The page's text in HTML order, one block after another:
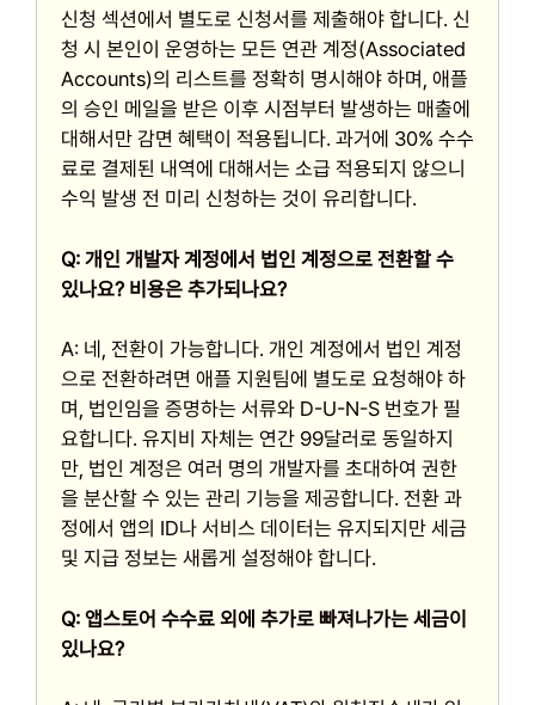
신청 섹션에서 별도로 신청서를 제출해야 합니다. 신
청 시 본인이 운영하는 모든 연관 계정(Associated
Accounts)의 리스트를 정확히 명시해야 하며, 애플
의 승인 메일을 받은 이후 시점부터 발생하는 매출에
대해서만 감면 혜택이 적용됩니다. 과거에 30% 수수
료로 결제된 내역에 대해서는 소급 적용되지 않으니
수익 발생 전 미리 신청하는 것이 유리합니다.
Q: 개인 개발자 계정에서 법인 계정으로 전환할 수
있나요? 비용은 추가되나요?
A: 네, 전환이 가능합니다. 개인 계정에서 법인 계정
으로 전환하려면 애플 지원팀에 별도로 요청해야 하
며, 법인임을 증명하는 서류와 D-U-N-S 번호가 필
요합니다. 유지비 자체는 연간 99달러로 동일하지
만, 법인 계정은 여러 명의 개발자를 초대하여 권한
을 분산할 수 있는 관리 기능을 제공합니다. 전환 과
정에서 앱의 ID나 서비스 데이터는 유지되지만 세금
및 지급 정보는 새롭게 설정해야 합니다.
Q: 앱스토어 수수료 외에 추가로 빠져나가는 세금이
있나요?